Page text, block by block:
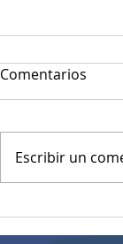
diagnósticas
Comentarios
Escribir un